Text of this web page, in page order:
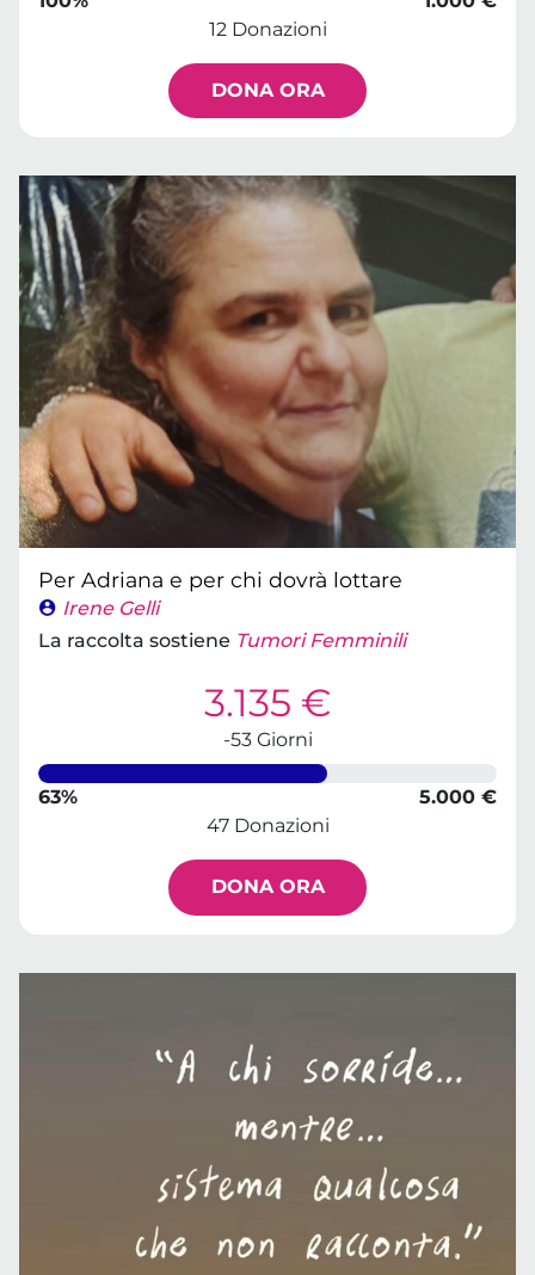
12 Donazioni
DONA ORA
Per Adriana e per chi dovrà lottare
Irene Gelli
La raccolta sostiene Tumori Femminili
3.135 €
-53 Giorni
63%
5.000 €
47 Donazioni
DONA ORA